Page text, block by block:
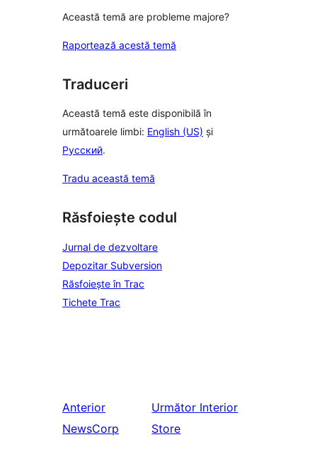
Această temă are probleme majore?
Raportează acestă temă
Traduceri
Această temă este disponibilă în
următoarele limbi: English (US) și
Русский.
Tradu această temă
Răsfoiește codul
Jurnal de dezvoltare
Depozitar Subversion
Răsfoiește în Trac
Tichete Trac
Anterior
NewsCorp
Următor Interior
Store